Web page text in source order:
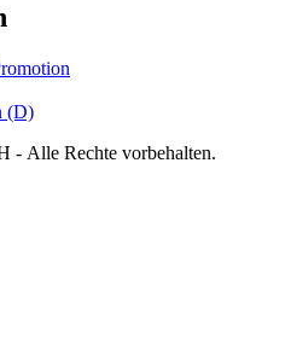
(D)
- Alle Rechte vorbehalten.